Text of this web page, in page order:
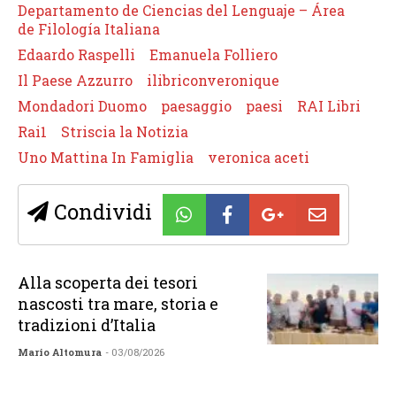
Departamento de Ciencias del Lenguaje – Área
de Filología Italiana
Edaardo Raspelli
Emanuela Folliero
Il Paese Azzurro
ilibriconveronique
Mondadori Duomo
paesaggio paesi
RAI Libri
Rai1
Striscia la Notizia
Uno Mattina In Famiglia
veronica aceti
Condividi
Alla scoperta dei tesori
nascosti tra mare, storia e
tradizioni d’Italia
Mario Altomura - 03/08/2026